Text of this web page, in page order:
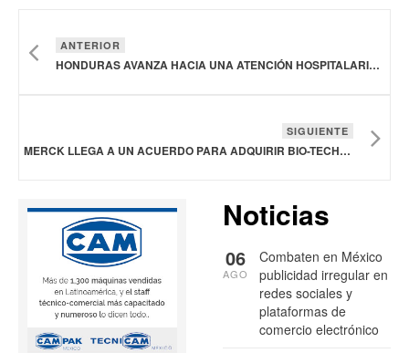
ANTERIOR
HONDURAS AVANZA HACIA UNA ATENCIÓN HOSPITALARIA MÁS SEGURA FORTALECIENDO EL USO APROPIADO DE ANTIMICROBIANOS
SIGUIENTE
MERCK LLEGA A UN ACUERDO PARA ADQUIRIR BIO-TECHNE
Noticias
Combaten en México
publicidad irregular en
redes sociales y
plataformas de
comercio electrónico
06
AGO